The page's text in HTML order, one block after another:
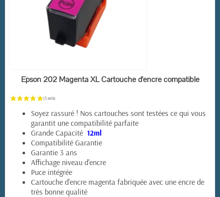
(6 avis)
EN STOCK
Epson 202 Magenta XL Cartouche d'encre compatible
Soyez rassuré ! Nos cartouches sont testées ce qui vous
garantit une compatibilité parfaite
Grande Capacité 12ml
Compatibilité Garantie
Garantie 3 ans
Affichage niveau d'encre
Puce intégrée
Cartouche d'encre magenta fabriquée avec une encre de
très bonne qualité